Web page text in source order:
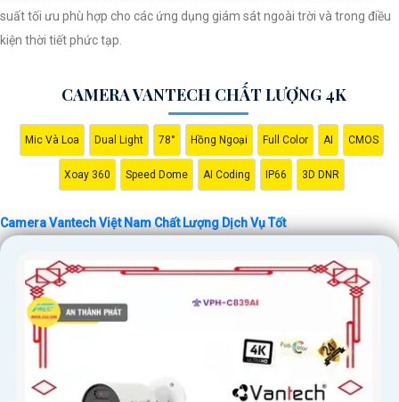
suất tối ưu phù hợp cho các ứng dụng giám sát ngoài trời và trong điều
kiện thời tiết phức tạp.
CAMERA VANTECH CHẤT LƯỢNG 4K
Mic Và Loa Dual Light 78° Hồng Ngoại Full Color AI CMOS
Xoay 360 Speed Dome AI Coding IP66 3D DNR
Camera Vantech Việt Nam Chất Lượng Dịch Vụ Tốt